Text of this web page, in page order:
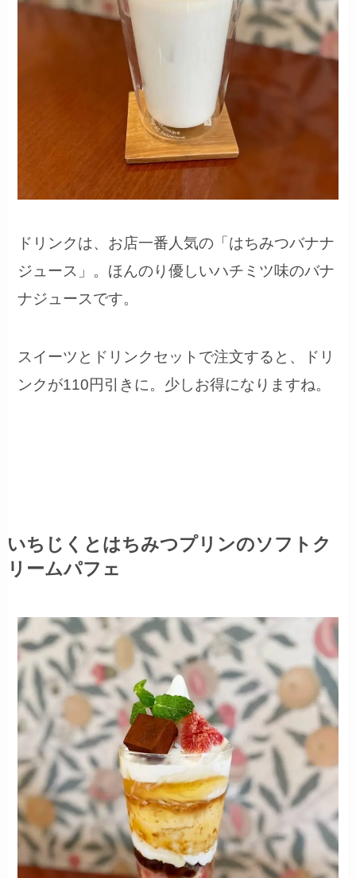
ドリンクは、お店一番人気の「はちみつバナナ
ジュース」。ほんのり優しいハチミツ味のバナ
ナジュースです。
スイーツとドリンクセットで注文すると、ドリ
ンクが110円引きに。少しお得になりますね。
いちじくとはちみつプリンのソフトク
リームパフェ